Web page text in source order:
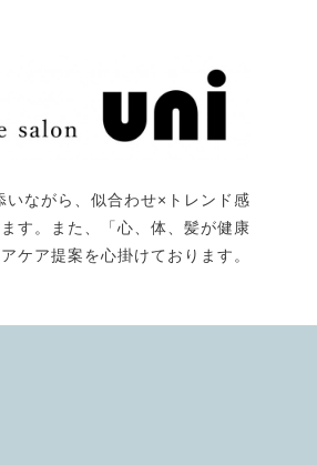
ながら、似合わせ×トレンド感
す。また、「心、体、髪が健康
ケア提案を心掛けております。